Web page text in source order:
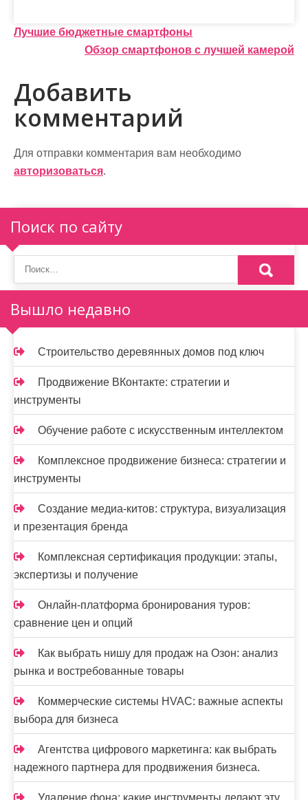
Н
в
и
а
и
я
п
о
з
а
п
и
с
я
м
Лучшие бюджетные смартфоны
Обзор смартфонов с лучшей камерой
Добавить
комментарий
Для отправки комментария вам необходимо
авторизоваться.
Поиск по сайту
Вышло недавно
Строительство деревянных домов под ключ
Продвижение ВКонтакте: стратегии и
инструменты
Обучение работе с искусственным интеллектом
Комплексное продвижение бизнеса: стратегии и
инструменты
Создание медиа-китов: структура, визуализация
и презентация бренда
Комплексная сертификация продукции: этапы,
экспертизы и получение
Онлайн-платформа бронирования туров:
сравнение цен и опций
Как выбрать нишу для продаж на Озон: анализ
рынка и востребованные товары
Коммерческие системы HVAC: важные аспекты
выбора для бизнеса
Агентства цифрового маркетинга: как выбрать
надежного партнера для продвижения бизнеса.